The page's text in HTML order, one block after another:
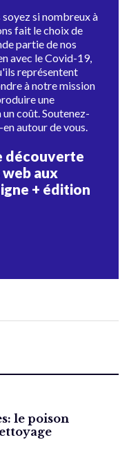
si nombreux à
fait le choix de
partie de nos
avec le Covid-19,
représentent
à notre mission
une
coût. Soutenez-
autour de vous.
découverte
web aux
+ édition
le poison